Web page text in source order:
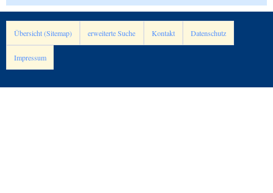
Übersicht (Sitemap) erweiterte Suche Kontakt Datenschutz
Impressum